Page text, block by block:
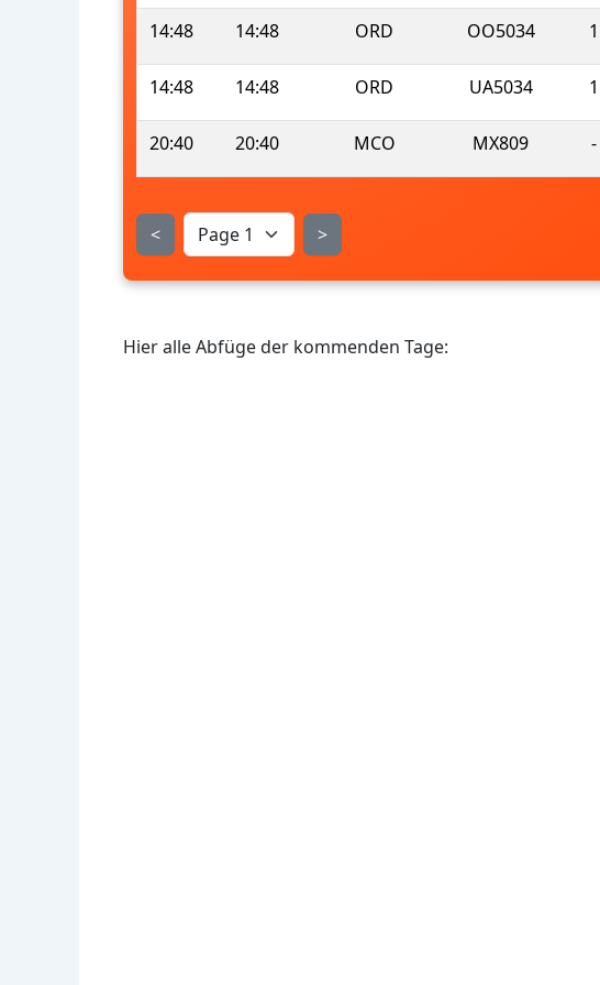
14:48
14:48 ORD OO5034 1
14:48 14:48 ORD UA5034 1
20:40 20:40 MCO MX809 -
< >
Hier alle Abfüge der kommenden Tage: